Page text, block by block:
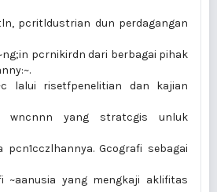
pcritldustrian dun perdagangan
pcrnikirdn dari berbagai pihak
lalui risetfpenelitian dan kajian
wncnnn yang stratcgis unluk
Gcografi sebagai
~aanusia yang mengkaji aklifitas